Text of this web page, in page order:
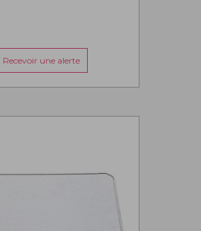
Recevoir une alerte